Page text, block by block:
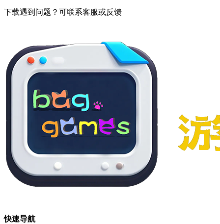
下载遇到问题？可联系客服或反馈
快速导航